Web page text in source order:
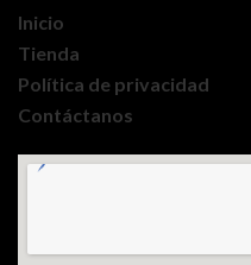
Inicio
Tienda
Política de privacidad
Contáctanos